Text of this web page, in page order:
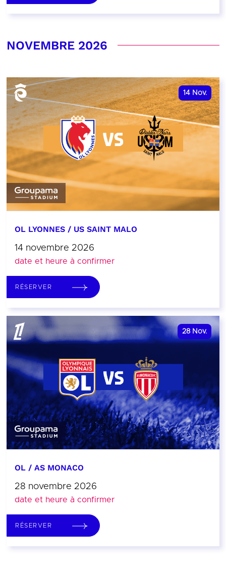
NOVEMBRE 2026
14 Nov.
OL LYONNES / US SAINT MALO
14 novembre 2026
date et heure à confirmer
RÉSERVER
28 Nov.
OL / AS MONACO
28 novembre 2026
date et heure à confirmer
RÉSERVER